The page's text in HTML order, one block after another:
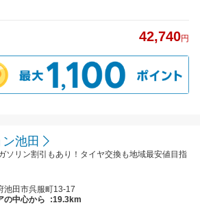
42,740円
池田
ソリン割引もあり！タイヤ交換も地域最安値目指
池田市呉服町13-17
の中心から
:19.3km